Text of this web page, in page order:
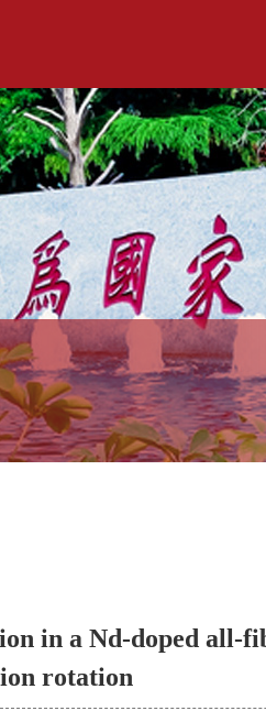
in a Nd-doped all-
rotation